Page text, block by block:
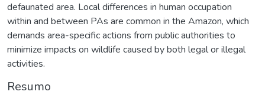
defaunated area. Local differences in human occupation
within and between PAs are common in the Amazon, which
demands area-specific actions from public authorities to
minimize impacts on wildlife caused by both legal or illegal
activities.
Resumo